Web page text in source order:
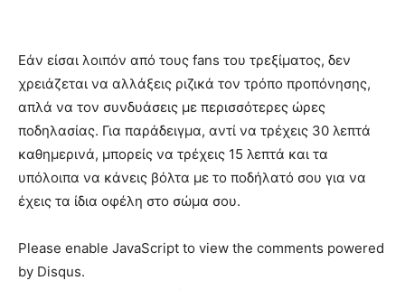
Εάν είσαι λοιπόν από τους fans του τρεξίματος, δεν
χρειάζεται να αλλάξεις ριζικά τον τρόπο προπόνησης,
απλά να τον συνδυάσεις με περισσότερες ώρες
ποδηλασίας. Για παράδειγμα, αντί να τρέχεις 30 λεπτά
καθημερινά, μπορείς να τρέχεις 15 λεπτά και τα
υπόλοιπα να κάνεις βόλτα με το ποδήλατό σου για να
έχεις τα ίδια οφέλη στο σώμα σου.
Please enable JavaScript to view the comments powered
by Disqus.